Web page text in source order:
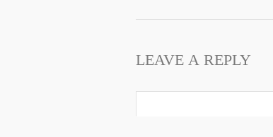
LEAVE A REPLY